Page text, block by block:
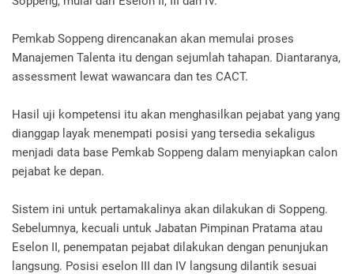
Pemkab Soppeng direncanakan akan memulai proses
Manajemen Talenta itu dengan sejumlah tahapan. Diantaranya,
assessment lewat wawancara dan tes CACT.
Hasil uji kompetensi itu akan menghasilkan pejabat yang yang
dianggap layak menempati posisi yang tersedia sekaligus
menjadi data base Pemkab Soppeng dalam menyiapkan calon
pejabat ke depan.
Sistem ini untuk pertamakalinya akan dilakukan di Soppeng.
Sebelumnya, kecuali untuk Jabatan Pimpinan Pratama atau
Eselon II, penempatan pejabat dilakukan dengan penunjukan
langsung. Posisi eselon III dan IV langsung dilantik sesuai